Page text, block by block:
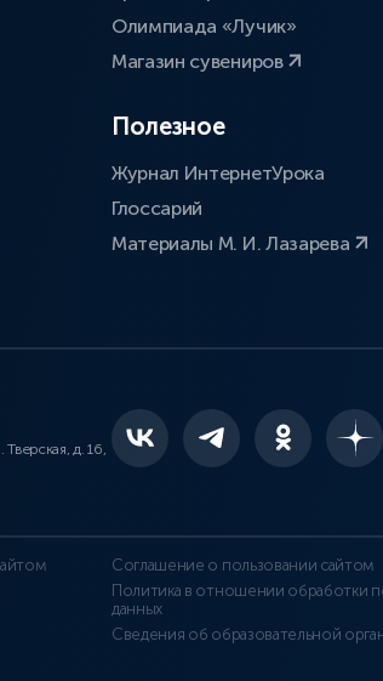
Олимпиада «Лучик»
Магазин сувениров
Полезное
Журнал ИнтернетУрока
Глоссарий
Материалы М. И. Лазарева
д. 16,
Соглашение о пользовании сайтом
Политика в отношении обработки
данных
Сведения об образовательной